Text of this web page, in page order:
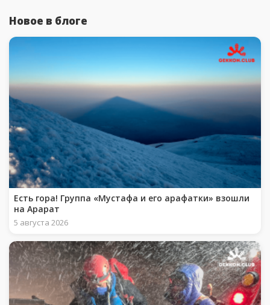
Новое в блоге
Есть гора! Группа «Мустафа и его арафатки» взошли
на Арарат
5 августа 2026